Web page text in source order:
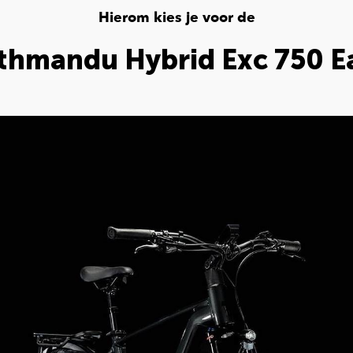
Hierom kies je voor de
Hybrid Exc 750